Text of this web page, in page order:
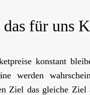
für uns
konstant
werden
Ziel das gleiche